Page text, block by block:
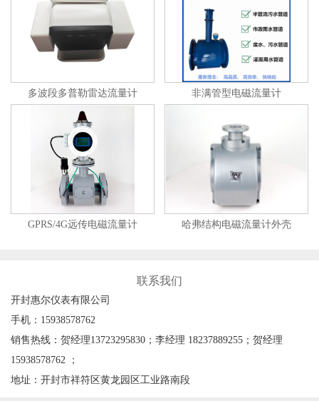
多波段多普勒雷达流量计 非满管型电磁流量计
GPRS/4G远传电磁流量计 哈弗结构电磁流量计外壳
联系我们
开封惠尔仪表有限公司
手机：15938578762
销售热线：贺经理13723295830；李经理 18237889255；贺经理
15938578762 ；
地址：开封市祥符区黄龙园区工业路南段